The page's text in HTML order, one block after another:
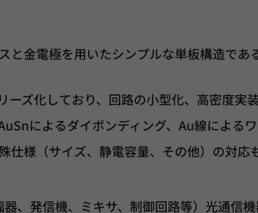
と金電極を用いたシンプルな単板構造で
ズ化しており、回路の小型化、高密度実装
によるダイボンディング、Au線によるワ
仕様（サイズ、静電容量、その他）の対応
、発信機、ミキサ、制御回路等）光通信